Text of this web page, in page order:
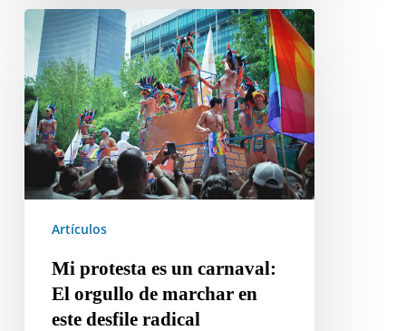
protesta
un
carnaval:
El
orgullo
desfile
radical
Artículos
Mi protesta es un carnaval:
El orgullo de marchar en
este desfile radical